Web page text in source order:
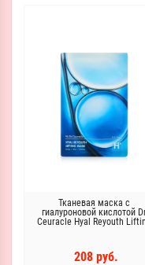
Тканевая маска с
гиалуроновой кислотой
Ceuracle Hyal Reyouth
208 руб.